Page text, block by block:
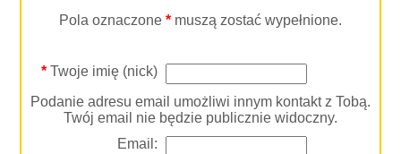
Pola oznaczone * muszą zostać wypełnione.
*Twoje imię (nick)
Podanie adresu email umożliwi innym kontakt z Tobą.
Twój email nie będzie publicznie widoczny.
Email: